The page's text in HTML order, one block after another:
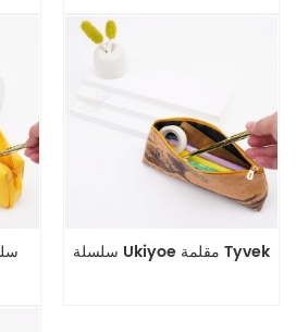
سلسلة Ukiyoe مقلمة Tyvek